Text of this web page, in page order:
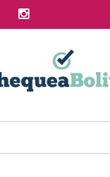
whatsapp